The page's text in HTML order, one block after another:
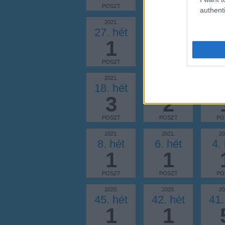
POSZT
2021.
27. hét
1
POSZT
2021.
18. hét
3
POSZT
2
POSZT
2021.
8. hét
1
POSZT
2021.
6. hét
1
POSZT
4.
2020.
45. hét
1
2020.
42. hét
1